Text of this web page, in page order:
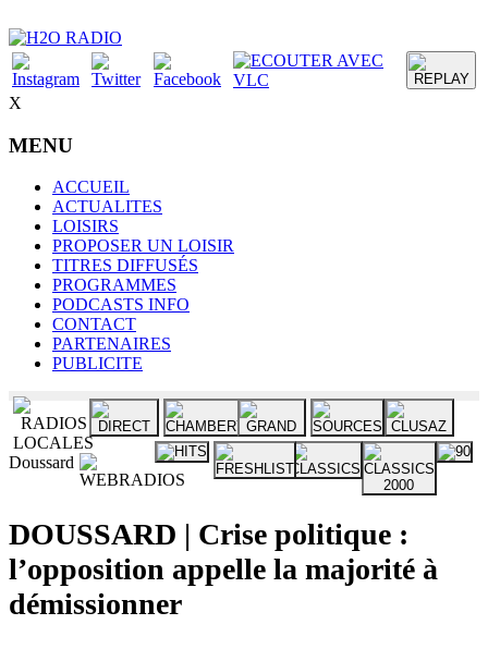
X
MENU
ACCUEIL
ACTUALITES
LOISIRS
PROPOSER UN LOISIR
TITRES DIFFUSÉS
PROGRAMMES
PODCASTS INFO
CONTACT
PARTENAIRES
PUBLICITE
Doussard
DOUSSARD | Crise politique :
l’opposition appelle la majorité à
démissionner